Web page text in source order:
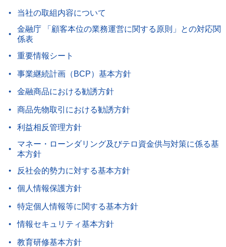
当社の取組内容について
金融庁 「顧客本位の業務運営に関する原則」との対応関
係表
重要情報シート
事業継続計画（BCP）基本方針
金融商品における勧誘方針
商品先物取引における勧誘方針
利益相反管理方針
マネー・ローンダリング及びテロ資金供与対策に係る基
本方針
反社会的勢力に対する基本方針
個人情報保護方針
特定個人情報等に関する基本方針
情報セキュリティ基本方針
教育研修基本方針